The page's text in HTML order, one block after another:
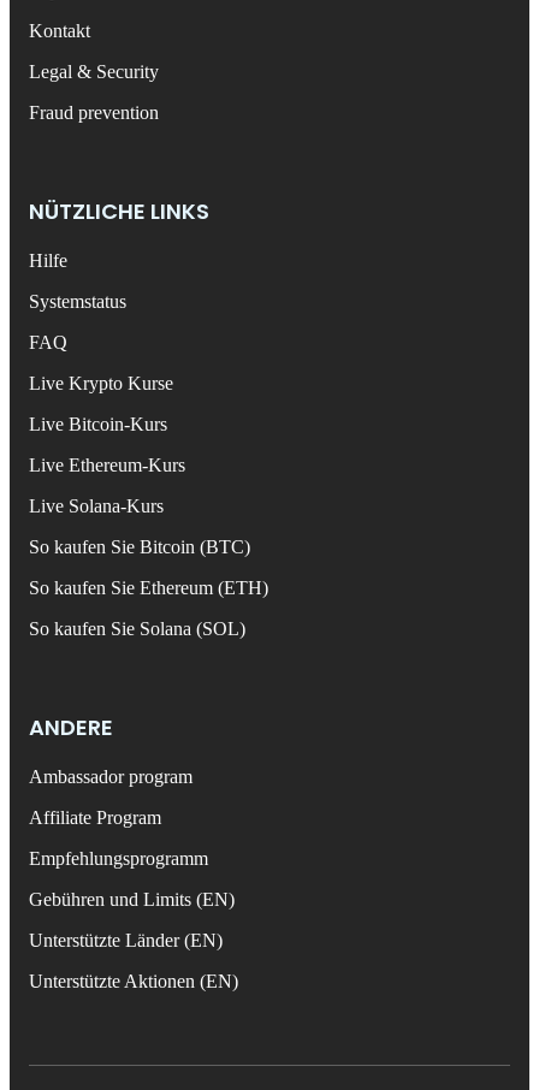
Kontakt
Legal & Security
Fraud prevention
NÜTZLICHE LINKS
Hilfe
Systemstatus
FAQ
Live Krypto Kurse
Live Bitcoin-Kurs
Live Ethereum-Kurs
Live Solana-Kurs
So kaufen Sie Bitcoin (BTC)
So kaufen Sie Ethereum (ETH)
So kaufen Sie Solana (SOL)
ANDERE
Ambassador program
Affiliate Program
Empfehlungsprogramm
Gebühren und Limits (EN)
Unterstützte Länder (EN)
Unterstützte Aktionen (EN)